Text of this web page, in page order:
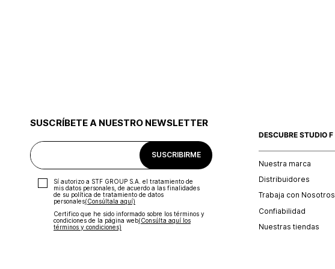
SUSCRÍBETE A NUESTRO NEWSLETTER
SUSCRIBIRME
Sí autorizo a STF GROUP S.A. el tratamiento de
mis datos personales, de acuerdo a las finalidades
de su política de tratamiento de datos
personales‎(Consúltala aquí)
Certifico que he sido informado sobre los términos y
condiciones de la página web‎(Consúlta aquí los
términos y condiciones)
DESCUBRE STUDIO F
Nuestra marca
Distribuidores
Trabaja con Nosotros
Confiabilidad
Nuestras tiendas